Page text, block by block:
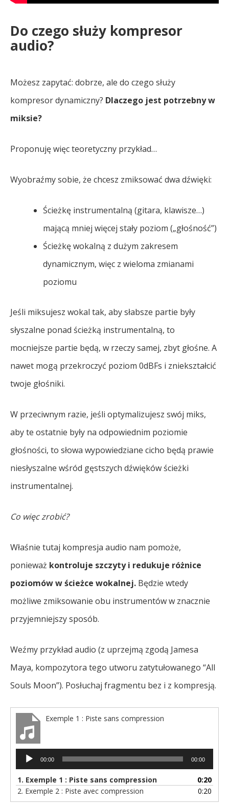
Do czego służy kompresor
audio?
Możesz zapytać: dobrze, ale do czego służy
kompresor dynamiczny? Dlaczego jest potrzebny w
miksie?
Proponuję więc teoretyczny przykład…
Wyobraźmy sobie, że chcesz zmiksować dwa dźwięki:
Ścieżkę instrumentalną (gitara, klawisze…)
mającą mniej więcej stały poziom („głośność”)
Ścieżkę wokalną z dużym zakresem
dynamicznym, więc z wieloma zmianami
poziomu
Jeśli miksujesz wokal tak, aby słabsze partie były
słyszalne ponad ścieżką instrumentalną, to
mocniejsze partie będą, w rzeczy samej, zbyt głośne. A
nawet mogą przekroczyć poziom 0dBFs i zniekształcić
twoje głośniki.
W przeciwnym razie, jeśli optymalizujesz swój miks,
aby te ostatnie były na odpowiednim poziomie
głośności, to słowa wypowiedziane cicho będą prawie
niesłyszalne wśród gęstszych dźwięków ścieżki
instrumentalnej.
Co więc zrobić?
Właśnie tutaj kompresja audio nam pomoże,
ponieważ kontroluje szczyty i redukuje różnice
poziomów w ścieżce wokalnej. Będzie wtedy
możliwe zmiksowanie obu instrumentów w znacznie
przyjemniejszy sposób.
Weźmy przykład audio (z uprzejmą zgodą Jamesa
Maya, kompozytora tego utworu zatytułowanego “All
Souls Moon”). Posłuchaj fragmentu bez i z kompresją.
Exemple 1 : Piste sans compression
Lecteur
audio
00:00 00:00
1. Exemple 1 : Piste sans compression
0:20
2. Exemple 2 : Piste avec compression 0:20